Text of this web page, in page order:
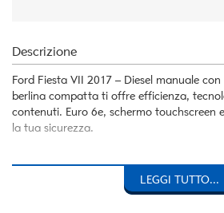
Descrizione
Ford Fiesta VII 2017 – Diesel manuale
berlina compatta ti offre efficienza,
contenuti. Euro 6e, schermo touchscreen
la tua sicurezza.
Immatricolazione: 12/2017,
LEGGI TUTTO...